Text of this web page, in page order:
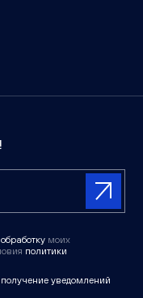
моих
политики
уведомлений